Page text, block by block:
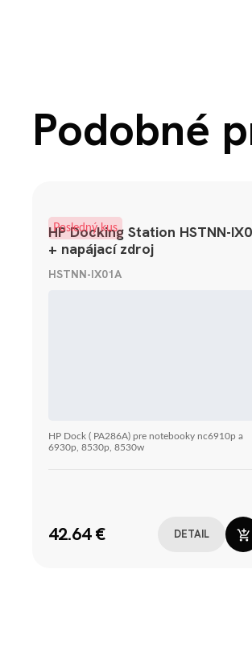
Posledný kus
HP Docking Station HSTNN-
+ napájací zdroj
HSTNN-IX01A
HP Dock ( PA286A) pre notebooky nc6910p a
6930p, 8530p, 8530w
42.64 € DETAIL
Podobné